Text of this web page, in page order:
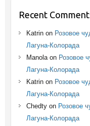
Recent
Katrinon Розовое
Лагуна-Колорада
Manolaon Розовое
Лагуна-Колорада
Katrinon Розовое
Лагуна-Колорада
Chedtyon Розовое
Лагуна-Колорада